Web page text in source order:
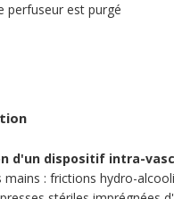
perfuseur est purgé
d'un dispositif intra-
mains : frictions hydro-